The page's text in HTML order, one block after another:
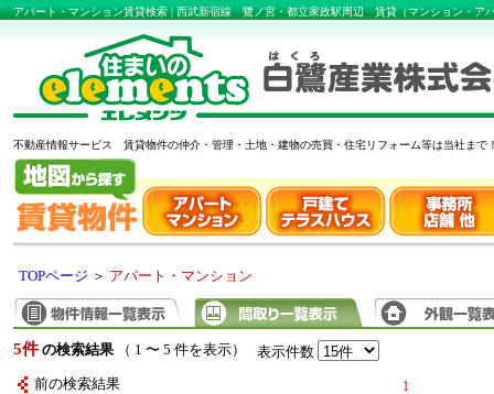
アパート・マンション賃貸検索 | 西武新宿線 鷺ノ宮・都立家政駅周辺 賃貸（マンション・ア
不動産情報サービス 賃貸物件の仲介・管理・土地・建物の売買・住宅リフォーム等は当社まで
TOPページ ＞ アパート・マンション
5件 の検索結果 （ 1 〜 5 件を表示） 表示件数
前の検索結果 1